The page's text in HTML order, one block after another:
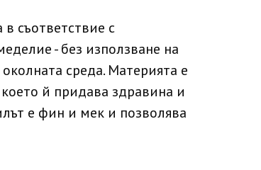
съответствие с
- без използване на
среда. Материята е
й придава здравина и
е фин и мек и позволява